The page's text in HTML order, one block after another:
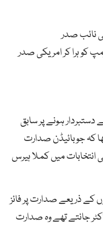
نائب صدر
ڈونلڈ ٹرمپ کو ہرا کر امریکی صدر
ہونے پر سابق
کہ جوبائیڈن صدارت
میں کملا ہیرس
کے ذریعے صدارت پر فائز
جانتے تھے وہ صدارت